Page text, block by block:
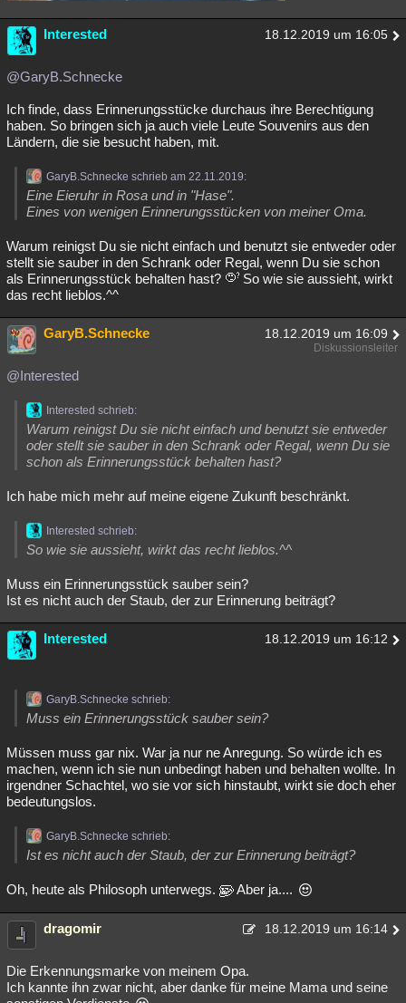
Interested 18.12.2019 um 16:05
@GaryB.Schnecke
Ich finde, dass Erinnerungsstücke durchaus ihre Berechtigung
haben. So bringen sich ja auch viele Leute Souvenirs aus den
Ländern, die sie besucht haben, mit.
GaryB.Schnecke schrieb am 22.11.2019:
Eine Eieruhr in Rosa und in "Hase".
Eines von wenigen Erinnerungsstücken von meiner Oma.
Warum reinigst Du sie nicht einfach und benutzt sie entweder oder
stellt sie sauber in den Schrank oder Regal, wenn Du sie schon
als Erinnerungsstück behalten hast?
So wie sie aussieht, wirkt
das recht lieblos.^^
GaryB.Schnecke 18.12.2019 um 16:09
Diskussionsleiter
@Interested
Interested schrieb:
Warum reinigst Du sie nicht einfach und benutzt sie entweder
oder stellt sie sauber in den Schrank oder Regal, wenn Du sie
schon als Erinnerungsstück behalten hast?
Ich habe mich mehr auf meine eigene Zukunft beschränkt.
Interested schrieb:
So wie sie aussieht, wirkt das recht lieblos.^^
Muss ein Erinnerungsstück sauber sein?
Ist es nicht auch der Staub, der zur Erinnerung beiträgt?
Interested 18.12.2019 um 16:12
GaryB.Schnecke schrieb:
Muss ein Erinnerungsstück sauber sein?
Müssen muss gar nix. War ja nur ne Anregung. So würde ich es
machen, wenn ich sie nun unbedingt haben und behalten wollte. In
irgendner Schachtel, wo sie vor sich hinstaubt, wirkt sie doch eher
bedeutungslos.
GaryB.Schnecke schrieb:
Ist es nicht auch der Staub, der zur Erinnerung beiträgt?
Oh, heute als Philosoph unterwegs. Aber ja....
dragomir 18.12.2019 um 16:14
Die Erkennungsmarke von meinem Opa.
Ich kannte ihn zwar nicht, aber danke für meine Mama und seine